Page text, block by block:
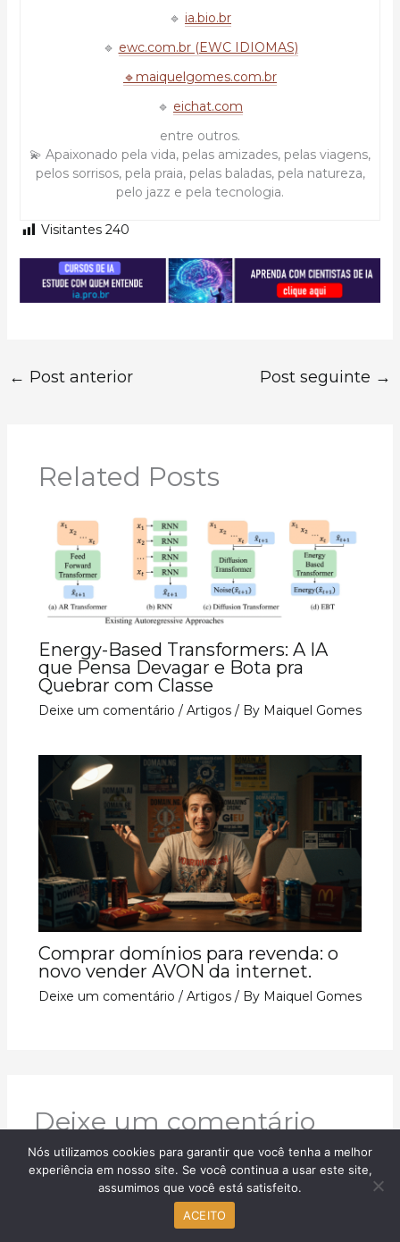
🔹 ia.bio.br
🔹 ewc.com.br (EWC IDIOMAS)
🔹maiquelgomes.com.br
🔹 eichat.com
entre outros.
💫 Apaixonado pela vida, pelas amizades, pelas viagens,
pelos sorrisos, pela praia, pelas baladas, pela natureza,
pelo jazz e pela tecnologia.
Visitantes 240
← Post anterior Post seguinte →
Related Posts
Energy-Based Transformers: A IA
que Pensa Devagar e Bota pra
Quebrar com Classe
Deixe um comentário / Artigos/ By Maiquel Gomes
Comprar domínios para revenda: o
novo vender AVON da internet.
Deixe um comentário / Artigos/ By Maiquel Gomes
Deixe um comentário
O seu endereço de e-mail não será publicado.
Campos obrigatórios são marcados com *
Nós utilizamos cookies para garantir que você tenha a melhor
experiência em nosso site. Se você continua a usar este site,
assumimos que você está satisfeito.
ACEITO